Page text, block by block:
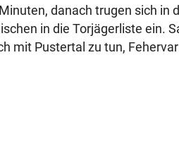
danach trugen sich in
in die Torjägerliste ein.
mit Pustertal zu tun,